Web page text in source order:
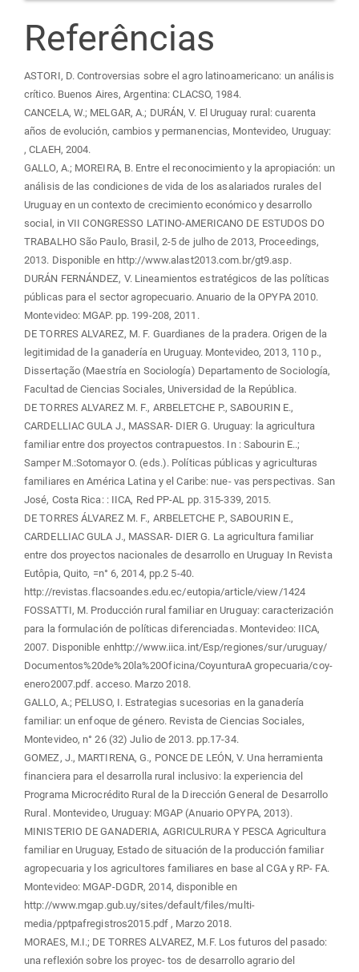
Referências
ASTORI, D. Controversias sobre el agro latinoamericano: un análisis
crítico. Buenos Aires, Argentina: CLACSO, 1984.
CANCELA, W.; MELGAR, A.; DURÁN, V. El Uruguay rural: cuarenta
años de evolución, cambios y permanencias, Montevideo, Uruguay:
, CLAEH, 2004.
GALLO, A.; MOREIRA, B. Entre el reconocimiento y la apropiación: un
análisis de las condiciones de vida de los asalariados rurales del
Uruguay en un contexto de crecimiento económico y desarrollo
social, in VII CONGRESSO LATINO-AMERICANO DE ESTUDOS DO
TRABALHO São Paulo, Brasil, 2-5 de julho de 2013, Proceedings,
2013. Disponible en http://www.alast2013.com.br/gt9.asp.
DURÁN FERNÁNDEZ, V. Lineamientos estratégicos de las políticas
públicas para el sector agropecuario. Anuario de la OPYPA 2010.
Montevideo: MGAP. pp. 199-208, 2011.
DE TORRES ALVAREZ, M. F. Guardianes de la pradera. Origen de la
legitimidad de la ganadería en Uruguay. Montevideo, 2013, 110 p.,
Dissertação (Maestría en Sociología) Departamento de Sociología,
Facultad de Ciencias Sociales, Universidad de la República.
DE TORRES ALVAREZ M. F., ARBELETCHE P., SABOURIN E.,
CARDELLIAC GULA J., MASSAR- DIER G. Uruguay: la agricultura
familiar entre dos proyectos contrapuestos. In : Sabourin E..;
Samper M.:Sotomayor O. (eds.). Políticas públicas y agriculturas
familiares en América Latina y el Caribe: nue- vas perspectivas. San
José, Costa Rica: : IICA, Red PP-AL pp. 315-339, 2015.
DE TORRES ÁLVAREZ M. F., ARBELETCHE P., SABOURIN E.,
CARDELLIAC GULA J., MASSAR- DIER G. La agricultura familiar
entre dos proyectos nacionales de desarrollo en Uruguay In Revista
Eutôpia, Quito, =n° 6, 2014, pp.2 5-40.
http://revistas.flacsoandes.edu.ec/eutopia/article/view/1424
FOSSATTI, M. Producción rural familiar en Uruguay: caracterización
para la formulación de políticas diferenciadas. Montevideo: IICA,
2007. Disponible enhttp://www.iica.int/Esp/regiones/sur/uruguay/
Documentos%20de%20la%20Oficina/CoyunturaA gropecuaria/coy-
enero2007.pdf. acceso. Marzo 2018.
GALLO, A.; PELUSO, I. Estrategias sucesorias en la ganadería
familiar: un enfoque de género. Revista de Ciencias Sociales,
Montevideo, n° 26 (32) Julio de 2013. pp.17-34.
GOMEZ, J., MARTIRENA, G., PONCE DE LEÓN, V. Una herramienta
financiera para el desarrolla rural inclusivo: la experiencia del
Programa Microcrédito Rural de la Dirección General de Desarrollo
Rural. Montevideo, Uruguay: MGAP (Anuario OPYPA, 2013).
MINISTERIO DE GANADERIA, AGRICULRURA Y PESCA Agricultura
familiar en Uruguay, Estado de situación de la producción familiar
agropecuaria y los agricultores familiares en base al CGA y RP- FA.
Montevideo: MGAP-DGDR, 2014, disponible en
http://www.mgap.gub.uy/sites/default/files/multi-
media/pptpafregistros2015.pdf , Marzo 2018.
MORAES, M.I.; DE TORRES ALVAREZ, M.F. Los futuros del pasado:
una reflexión sobre los proyec- tos de desarrollo agrario del